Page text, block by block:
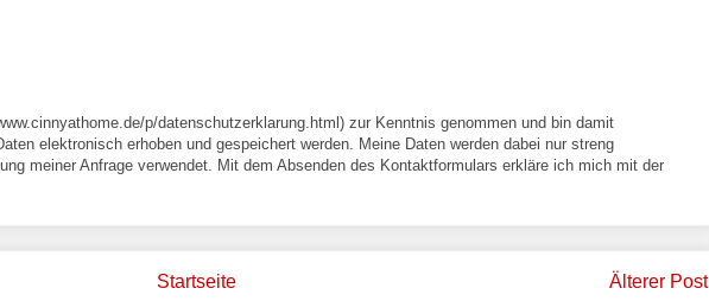
p/datenschutzerklarung.html) zur Kenntnis genommen und bin damit
elektronisch erhoben und gespeichert werden. Meine Daten werden dabei nur streng
meiner Anfrage verwendet. Mit dem Absenden des Kontaktformulars erkläre ich mich mit der
Älterer Post
Startseite